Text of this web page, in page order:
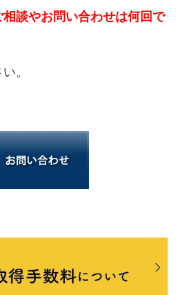
談やお問い合わせは何回で
。